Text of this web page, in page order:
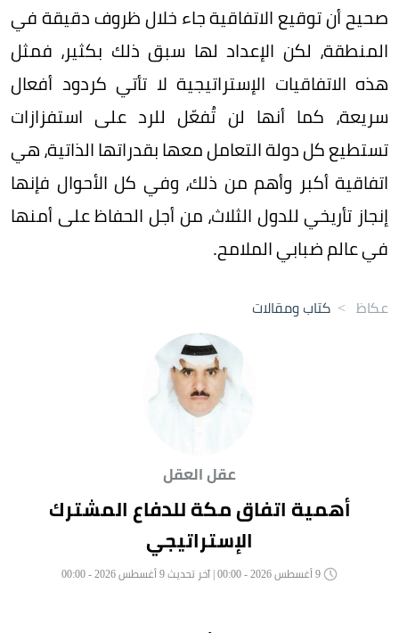
صحيح أن توقيع الاتفاقية جاء خلال ظروف دقيقة في
المنطقة، لكن الإعداد لها سبق ذلك بكثير، فمثل
هذه الاتفاقيات الإستراتيجية لا تأتي كردود أفعال
سريعة، كما أنها لن تُفعّل للرد على استفزازات
تستطيع كل دولة التعامل معها بقدراتها الذاتية، هي
اتفاقية أكبر وأهم من ذلك، وفي كل الأحوال فإنها
إنجاز تأريخي للدول الثلاث، من أجل الحفاظ على أمنها
في عالم ضبابي الملامح.
عكاظ > كتاب ومقالات
عقل العقل
أهمية اتفاق مكة للدفاع المشترك
الإستراتيجي